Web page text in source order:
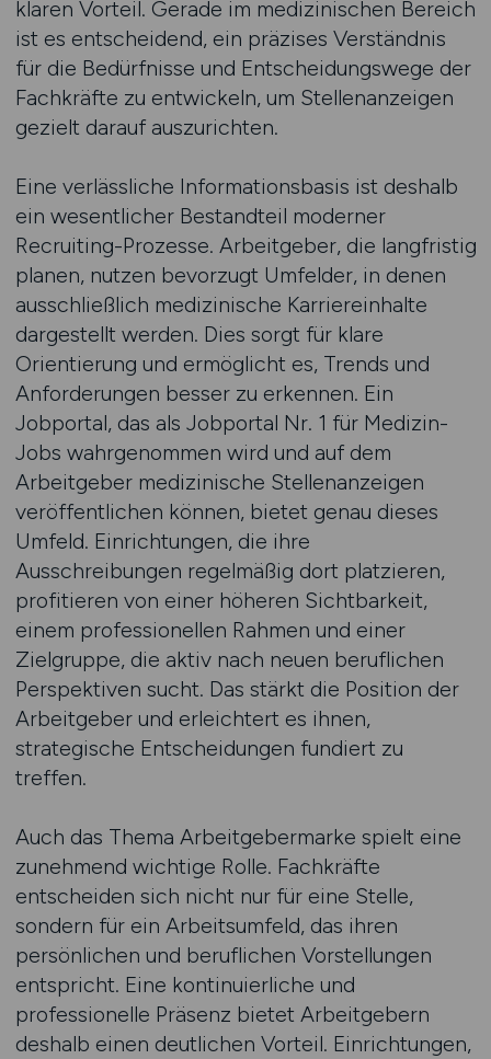
klaren Vorteil. Gerade im medizinischen Bereich
ist es entscheidend, ein präzises Verständnis
für die Bedürfnisse und Entscheidungswege der
Fachkräfte zu entwickeln, um Stellenanzeigen
gezielt darauf auszurichten.
Eine verlässliche Informationsbasis ist deshalb
ein wesentlicher Bestandteil moderner
Recruiting-Prozesse. Arbeitgeber, die langfristig
planen, nutzen bevorzugt Umfelder, in denen
ausschließlich medizinische Karriereinhalte
dargestellt werden. Dies sorgt für klare
Orientierung und ermöglicht es, Trends und
Anforderungen besser zu erkennen. Ein
Jobportal, das als Jobportal Nr. 1 für Medizin-
Jobs wahrgenommen wird und auf dem
Arbeitgeber medizinische Stellenanzeigen
veröffentlichen können, bietet genau dieses
Umfeld. Einrichtungen, die ihre
Ausschreibungen regelmäßig dort platzieren,
profitieren von einer höheren Sichtbarkeit,
einem professionellen Rahmen und einer
Zielgruppe, die aktiv nach neuen beruflichen
Perspektiven sucht. Das stärkt die Position der
Arbeitgeber und erleichtert es ihnen,
strategische Entscheidungen fundiert zu
treffen.
Auch das Thema Arbeitgebermarke spielt eine
zunehmend wichtige Rolle. Fachkräfte
entscheiden sich nicht nur für eine Stelle,
sondern für ein Arbeitsumfeld, das ihren
persönlichen und beruflichen Vorstellungen
entspricht. Eine kontinuierliche und
professionelle Präsenz bietet Arbeitgebern
deshalb einen deutlichen Vorteil. Einrichtungen,